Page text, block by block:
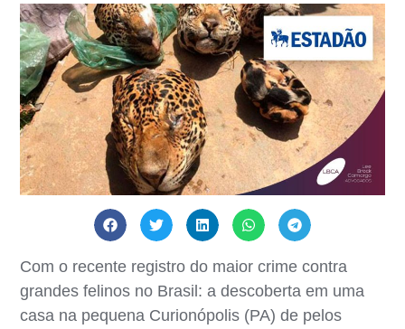
Com o recente registro do maior crime contra
grandes felinos no Brasil: a descoberta em uma
casa na pequena Curionópolis (PA) de pelos